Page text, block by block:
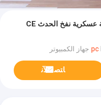
الأخضر PVC القماش المشمع خيمة عسكرية نفخ الحدث CE
ﺎﺘﺼﻟ ﺍﻶﻧ